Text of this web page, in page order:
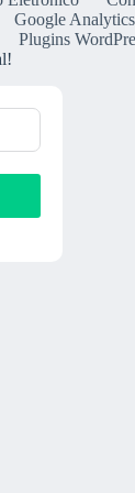
Google Analytics
Plugins